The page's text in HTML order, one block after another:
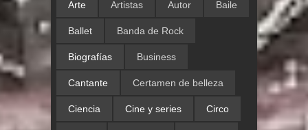
Arte Artistas Autor Baile
Ballet Banda de Rock
Biografías Business
Cantante Certamen de belleza
Ciencia Cine y series Circo